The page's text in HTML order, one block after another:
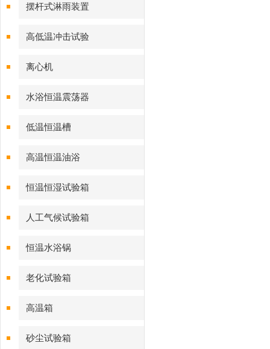
摆杆式淋雨装置
高低温冲击试验
离心机
水浴恒温震荡器
低温恒温槽
高温恒温油浴
恒温恒湿试验箱
人工气候试验箱
恒温水浴锅
老化试验箱
高温箱
砂尘试验箱